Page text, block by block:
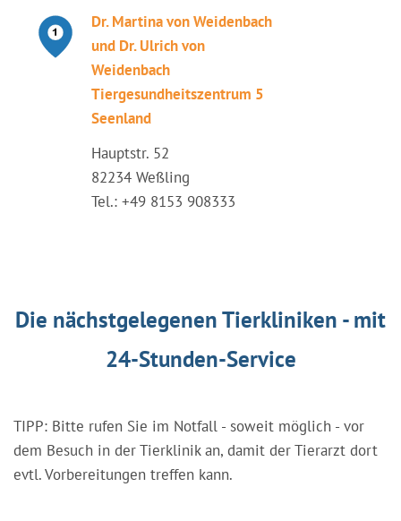
Dr. Martina von Weidenbach
und Dr. Ulrich von
Weidenbach
Tiergesundheitszentrum 5
Seenland
Hauptstr. 52
82234 Weßling
Tel.: +49 8153 908333
Die nächstgelegenen Tierkliniken - mit
24-Stunden-Service
TIPP: Bitte rufen Sie im Notfall - soweit möglich - vor
dem Besuch in der Tierklinik an, damit der Tierarzt dort
evtl. Vorbereitungen treffen kann.